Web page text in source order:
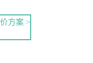
方案 >